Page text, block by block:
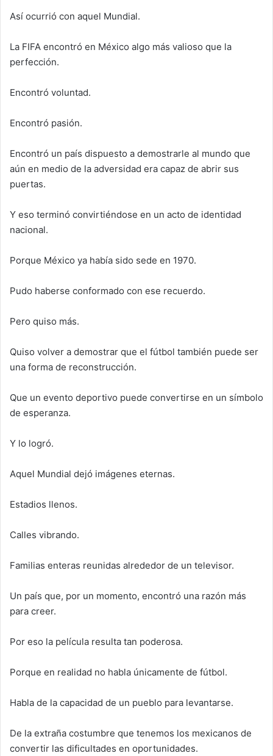
Así ocurrió con aquel Mundial.
La FIFA encontró en México algo más valioso que la
perfección.
Encontró voluntad.
Encontró pasión.
Encontró un país dispuesto a demostrarle al mundo que
aún en medio de la adversidad era capaz de abrir sus
puertas.
Y eso terminó convirtiéndose en un acto de identidad
nacional.
Porque México ya había sido sede en 1970.
Pudo haberse conformado con ese recuerdo.
Pero quiso más.
Quiso volver a demostrar que el fútbol también puede ser
una forma de reconstrucción.
Que un evento deportivo puede convertirse en un símbolo
de esperanza.
Y lo logró.
Aquel Mundial dejó imágenes eternas.
Estadios llenos.
Calles vibrando.
Familias enteras reunidas alrededor de un televisor.
Un país que, por un momento, encontró una razón más
para creer.
Por eso la película resulta tan poderosa.
Porque en realidad no habla únicamente de fútbol.
Habla de la capacidad de un pueblo para levantarse.
De la extraña costumbre que tenemos los mexicanos de
convertir las dificultades en oportunidades.